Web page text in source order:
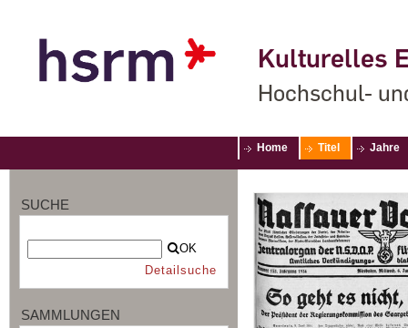
Kulturelles
Hochschul-
Home Titel Jahre
SUCHE
OK
Detailsuche
SAMMLUNGEN